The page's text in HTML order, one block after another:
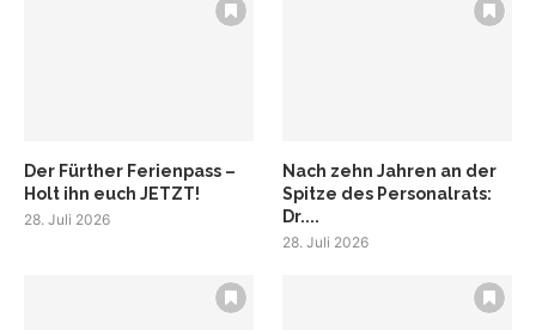
Der Fürther Ferienpass –
Holt ihn euch JETZT!
28. Juli 2026
Nach zehn Jahren an der
Spitze des Personalrats:
Dr....
28. Juli 2026